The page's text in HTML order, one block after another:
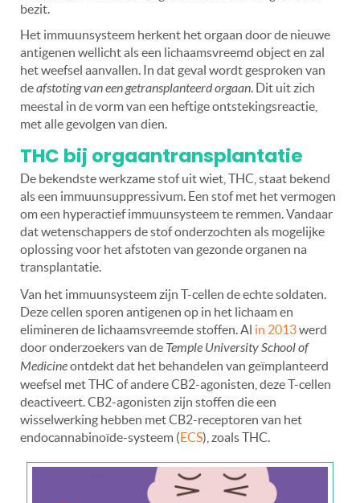
bezit.
Het immuunsysteem herkent het orgaan door de nieuwe
antigenen wellicht als een lichaamsvreemd object en zal
het weefsel aanvallen. In dat geval wordt gesproken van
deafstoting van een getransplanteerd orgaan. Dit uit zich
meestal in de vorm van een heftige ontstekingsreactie,
met alle gevolgen van dien.
THC bij orgaantransplantatie
De bekendste werkzame stof uit wiet, THC, staat bekend
als een immuunsuppressivum. Een stof met het vermogen
om een hyperactief immuunsysteem te remmen. Vandaar
dat wetenschappers de stof onderzochten als mogelijke
oplossing voor het afstoten van gezonde organen na
transplantatie.
Van het immuunsysteem zijn T-cellen de echte soldaten.
Deze cellen sporen antigenen op in het lichaam en
elimineren de lichaamsvreemde stoffen. Al in 2013werd
door onderzoekers van de Temple University School of
Medicineontdekt dat het behandelen van geïmplanteerd
weefsel met THC of andere CB2-agonisten, deze T-cellen
deactiveert. CB2-agonisten zijn stoffen die een
wisselwerking hebben met CB2-receptoren van het
endocannabinoïde-systeem (ECS), zoals THC.